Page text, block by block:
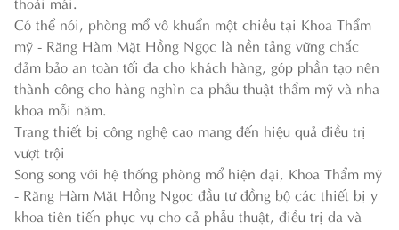
Có thể nói, phòng mổ vô khuẩn một chiều tại Khoa Thẩm
mỹ - Răng Hàm Mặt Hồng Ngọc là nền tảng vững chắc
đảm bảo an toàn tối đa cho khách hàng, góp phần tạo nên
thành công cho hàng nghìn ca phẫu thuật thẩm mỹ và nha
khoa mỗi năm.
Trang thiết bị công nghệ cao mang đến hiệu quả điều trị
vượt trội
Song song với hệ thống phòng mổ hiện đại, Khoa Thẩm mỹ
- Răng Hàm Mặt Hồng Ngọc đầu tư đồng bộ các thiết bị y
khoa tiên tiến phục vụ cho cả phẫu thuật, điều trị da và